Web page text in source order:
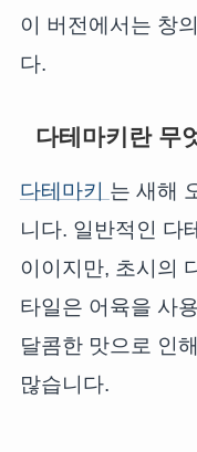
이 버전에서는 창
다.
다테마키란 무
다테마키 는 새해
니다. 일반적인 다
이이지만, 초시의
타일은 어육을 사
달콤한 맛으로 인
많습니다.